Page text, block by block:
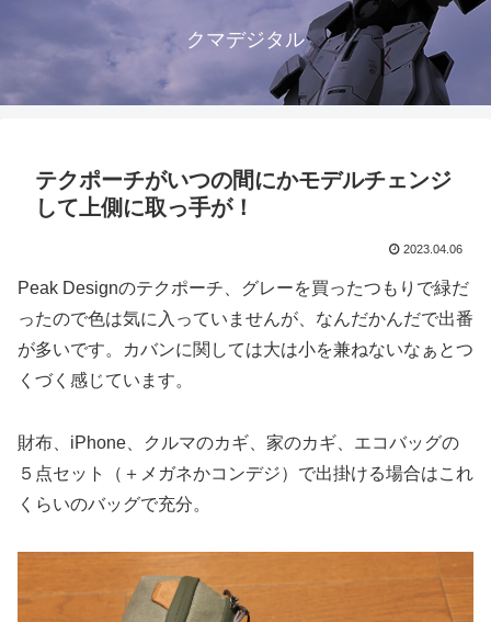
クマデジタル
テクポーチがいつの間にかモデルチェンジ
して上側に取っ手が！
2023.04.06
Peak Designのテクポーチ、グレーを買ったつもりで緑だ
ったので色は気に入っていませんが、なんだかんだで出番
が多いです。カバンに関しては大は小を兼ねないなぁとつ
くづく感じています。
財布、iPhone、クルマのカギ、家のカギ、エコバッグの
５点セット（＋メガネかコンデジ）で出掛ける場合はこれ
くらいのバッグで充分。